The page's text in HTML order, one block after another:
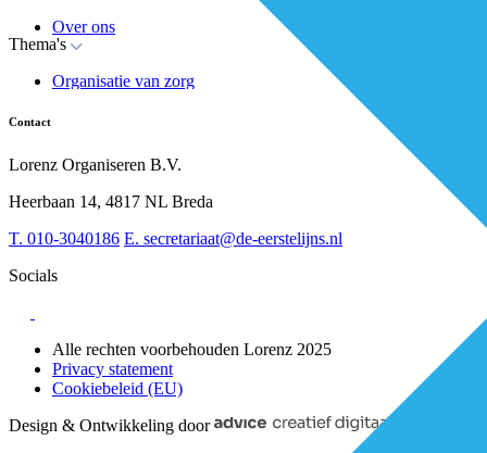
Over ons
Nieuws
Whitepapers
Over BiancAI
Thema's
Organisatie van zorg
Digitalisering
Leiderschap & samenwerking
Sociaal domein
Contact
Lorenz Organiseren B.V.
Heerbaan 14, 4817 NL Breda
T. 010-3040186 E. secretariaat@de-eerstelijns.nl
Socials
Alle rechten voorbehouden Lorenz 2025
Privacy statement
Cookiebeleid (EU)
Design & Ontwikkeling door